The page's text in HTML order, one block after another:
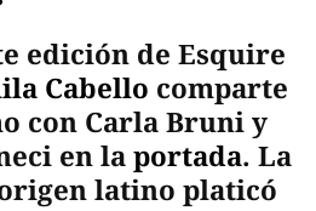
edición de Esquire
Cabello comparte
con Carla Bruni y
en laportada. La
latino platicó